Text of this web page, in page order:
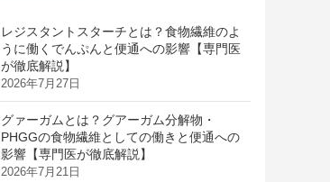
レジスタントスターチとは？食物繊維のよ
うに働くでんぷんと便通への影響【専門医
が徹底解説】
2026年7月27日
グァーガムとは？グアーガム分解物・
PHGGの食物繊維としての働きと便通への
影響【専門医が徹底解説】
2026年7月21日